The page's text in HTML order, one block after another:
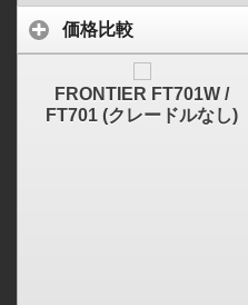
価格比較
FRONTIER FT701W /
FT701 (クレードルなし)